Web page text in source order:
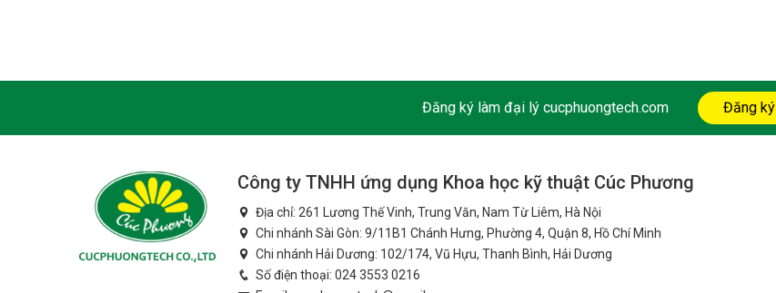
Đăng ký làm đại lý cucphuongtech.com Đăng ký
Công ty TNHH ứng dụng Khoa học kỹ thuật Cúc Phương
Địa chỉ: 261 Lương Thế Vinh, Trung Văn, Nam Từ Liêm, Hà Nội
Chi nhánh Sài Gòn: 9/11B1 Chánh Hưng, Phường 4, Quận 8, Hồ Chí Minh
Chi nhánh Hải Dương: 102/174, Vũ Hựu, Thanh Bình, Hải Dương
Số điện thoại: 024 3553 0216